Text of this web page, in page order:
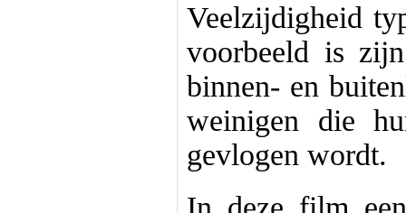
Veelzijdigheid
voorbeeld is
binnen- en
weinigen die
gevlogen wordt.